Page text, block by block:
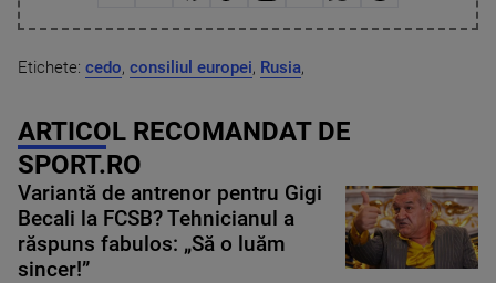
Etichete: cedo, consiliul europei, Rusia,
ARTICOL RECOMANDAT DE
SPORT.RO
Variantă de antrenor pentru Gigi
Becali la FCSB? Tehnicianul a
răspuns fabulos: „Să o luăm
sincer!”